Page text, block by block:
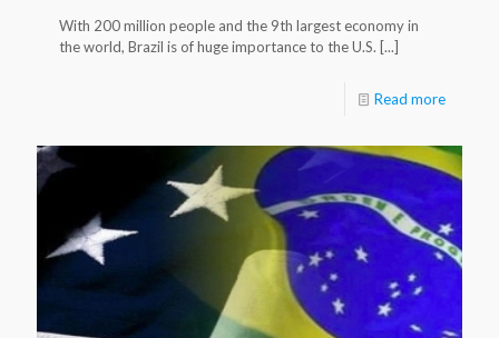
With 200 million people and the 9th largest economy in
the world, Brazil is of huge importance to the U.S. [...]
Read more